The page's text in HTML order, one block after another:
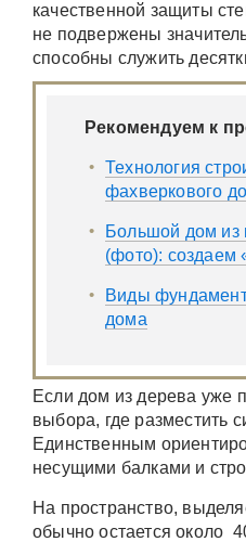
качественной защиты
не подвержены
способны служить
Рекомендуем к
Технология
фахверкового
Большой дом из
(фото): создаем
Виды
дома
Если дом из дерева уже
выбора, где разместить
Единственным
несущими балками и
На пространство,
обычно остается около